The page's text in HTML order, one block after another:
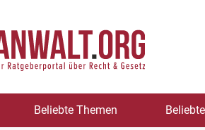
Beliebte Themen